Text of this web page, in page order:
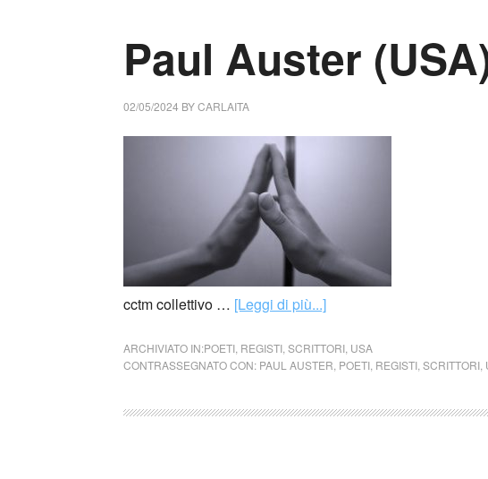
Paul Auster
02/05/2024 BYCARLAITA
cctm collettivo … [Leggi di più...]
ARCHIVIATO IN:POETI REGISTI SCRITTORI USA
CONTRASSEGNATO CON: PAUL AUSTER POETI REGISTI SCRITTORI